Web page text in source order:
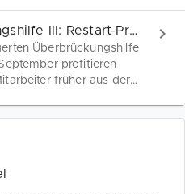
im
können kleine
oder
noch beantragen.
Rechtsfragen.
Überbrückungshilfe III: Restart-Prämie beschlossen
Überbrückungshilfe
profitieren
früher aus der
insolvenzabwendende